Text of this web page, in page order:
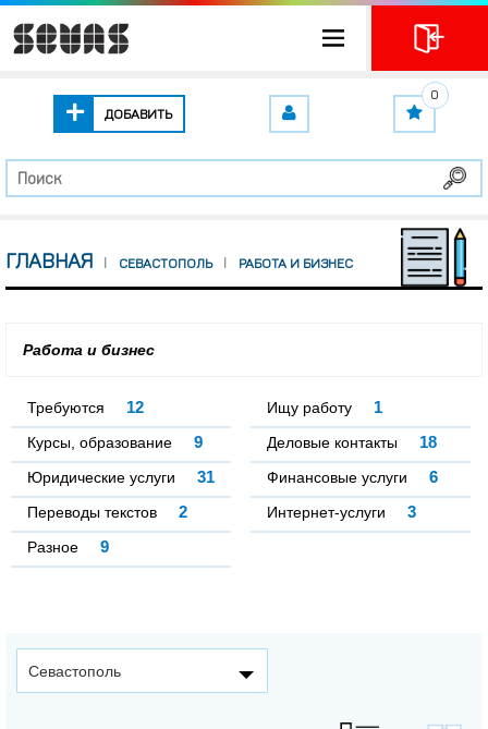
ДОБАВИТЬ
0
ГЛАВНАЯ СЕВАСТОПОЛЬ РАБОТА И БИЗНЕС
Работа и бизнес
Требуются 12 Ищу работу 1
Курсы, образование 9 Деловые контакты 18
Юридические услуги 31 Финансовые услуги 6
Переводы текстов 2 Интернет-услуги 3
Разное 9
Севастополь